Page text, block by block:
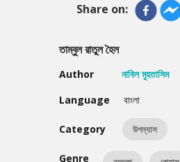
Share on:
তাম্বুল রাতুল হৈল
Author
নাবিল মুহতাসিম
Language
বাংলা
Category উপন্যাস
Genre